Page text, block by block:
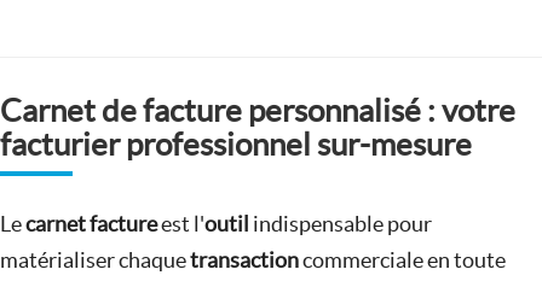
Carnet de facture personnalisé : votre
facturier professionnel sur-mesure
Lecarnet factureest l'outil indispensable pour
matérialiser chaquetransactioncommerciale en toute